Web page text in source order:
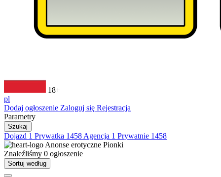
18+
pl
Dodaj ogłoszenie Zaloguj się Rejestracja
Parametry
Szukaj
Dojazd 1 Prywatka 1458 Agencja 1 Prywatnie 1458
Anonse erotyczne Pionki
Znaleźliśmy 0 ogłoszenie
Sortuj według